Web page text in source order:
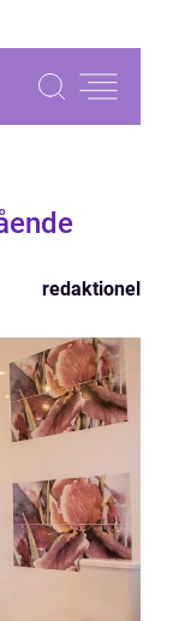
redaktionel